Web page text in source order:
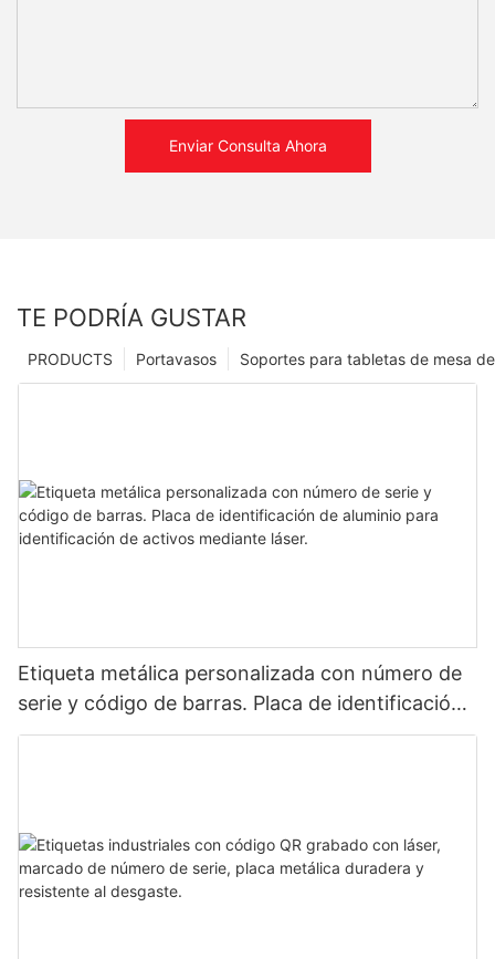
Enviar Consulta Ahora
TE PODRÍA GUSTAR
Soportes para tabletas de mesa
Portavasos
PRODUCTS
Etiqueta metálica personalizada con número de
serie y código de barras. Placa de identificación
de aluminio para identificación de activos